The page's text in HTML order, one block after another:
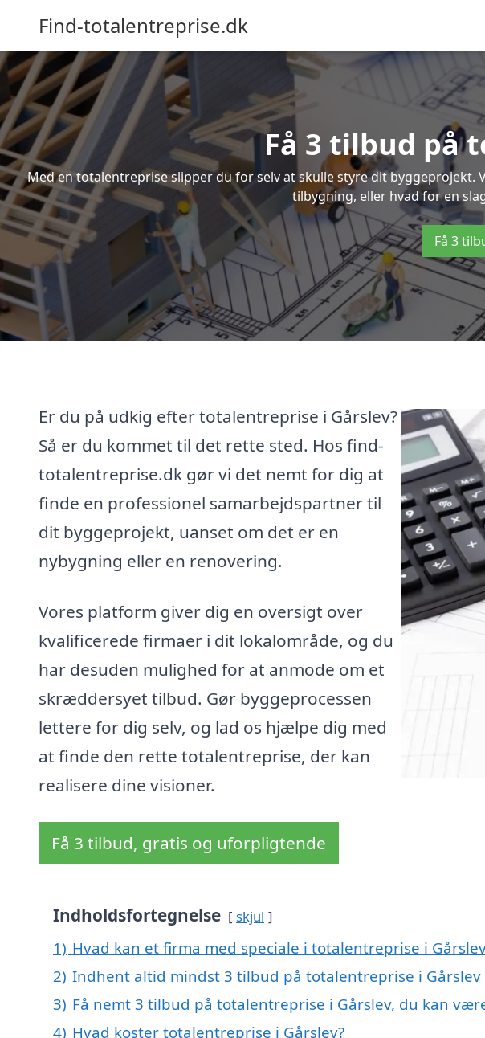
Find-totalentreprise.dk
Få 3 tilbud på
Med en totalentreprise slipper du for selv at skulle styre dit
tilbygning, eller hvad for en
Få 3
Er du på udkig efter totalentreprise i Gårslev?
Så er du kommet til det rette sted. Hos find-
totalentreprise.dk gør vi det nemt for dig at
finde en professionel samarbejdspartner til
dit byggeprojekt, uanset om det er en
nybygning eller en renovering.
Vores platform giver dig en oversigt over
kvalificerede firmaer i dit lokalområde, og du
har desuden mulighed for at anmode om et
skræddersyet tilbud. Gør byggeprocessen
lettere for dig selv, og lad os hjælpe dig med
at finde den rette totalentreprise, der kan
realisere dine visioner.
Få 3 tilbud, gratis og uforpligtende
Indholdsfortegnelse skjul
1) Hvad kan et firma med speciale i totalentreprise i
2) Indhent altid mindst 3 tilbud på totalentreprise i Gårslev
3) Få nemt 3 tilbud på totalentreprise i Gårslev, du kan
4) Hvad koster totalentreprise i Gårslev?